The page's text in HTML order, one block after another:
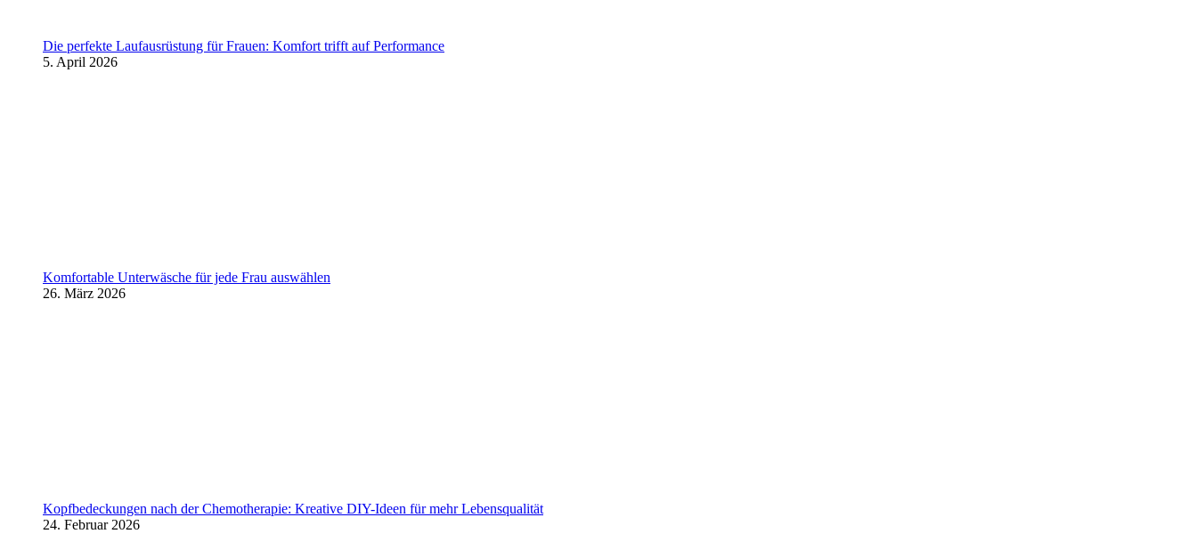
Die perfekte Laufausrüstung für Frauen: Komfort trifft auf Performance
5. April 2026
Komfortable Unterwäsche für jede Frau auswählen
26. März 2026
Kopfbedeckungen nach der Chemotherapie: Kreative DIY-Ideen für mehr Lebensqualität
24. Februar 2026